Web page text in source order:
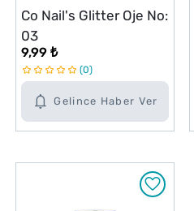
Gelince Haber Ver
Co Nail's Glitter Oje No:
03
9,99 ₺
0